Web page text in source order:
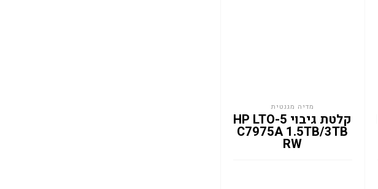
מדיה מגנטית
קלטת גיבוי HP LTO-5
C7975A 1.5TB/3TB
RW